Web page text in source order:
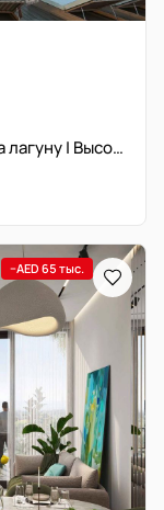
Выгодная цена | 0% Комиссия | Вид на лагуну | Высокая доходность
−AED 65 тыс.